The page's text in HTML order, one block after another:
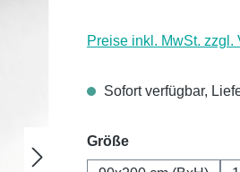
Preise inkl. MwSt. zzgl.
Sofort verfügbar,
Größeauswählen